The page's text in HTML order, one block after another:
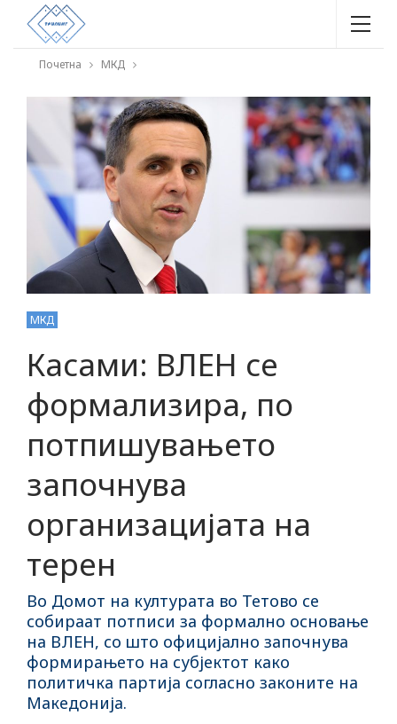
Почетна МКД
МКД
Касами: ВЛЕН се
формализира, по
потпишувањето
започнува
организацијата на
терен
Во Домот на културата во Тетово се
собираат потписи за формално основање
на ВЛЕН, со што официјално започнува
формирањето на субјектот како
политичка партија согласно законите на
Македонија.